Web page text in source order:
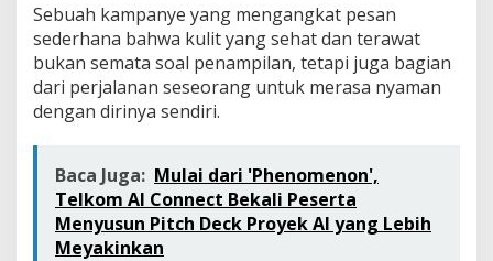
Sebuah kampanye yang mengangkat pesan
sederhana bahwa kulit yang sehat dan terawat
bukan semata soal penampilan, tetapi juga bagian
dari perjalanan seseorang untuk merasa nyaman
dengan dirinya sendiri.
Baca Juga: Mulai dari 'Phenomenon',
Telkom AI Connect Bekali Peserta
Menyusun Pitch Deck Proyek AI yang Lebih
Meyakinkan